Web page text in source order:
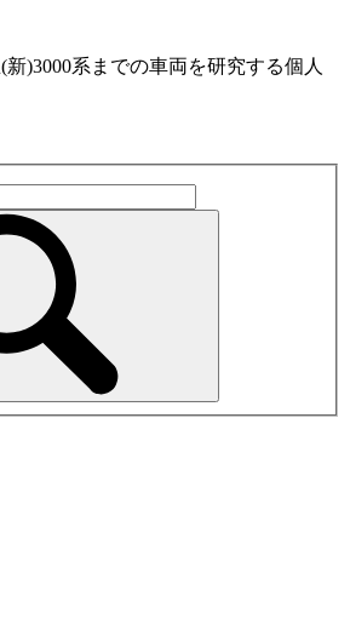
)3000系までの車両を研究する個人